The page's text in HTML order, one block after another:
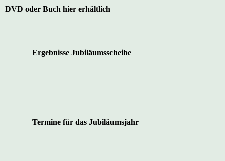
DVD oder Buch hier erhältlich
Ergebnisse Jubiläumsscheibe
Termine für das Jubiläumsjahr